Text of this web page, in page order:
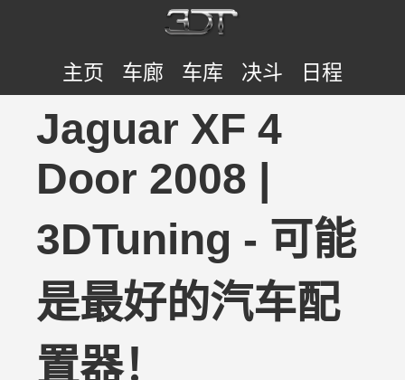
主页 车廊 车库 决斗 日程
Jaguar XF 4
Door 2008 |
3DTuning - 可能
是最好的汽车配
置器！